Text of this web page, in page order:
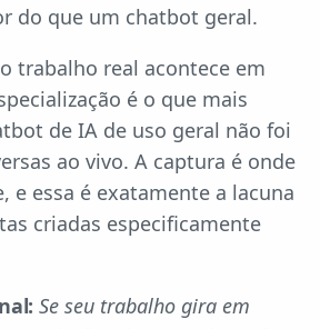
do que um chatbot geral.
trabalho real acontece em
é o que mais
de IA de uso geral não foi
ao vivo. A captura é onde
e essa é exatamente a lacuna
criadas especificamente
Se seu trabalho gira em